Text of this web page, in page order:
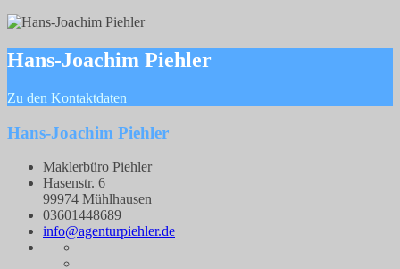
Hans-Joachim Piehler
Zu den Kontaktdaten
Hans-Joachim Piehler
Maklerbüro Piehler
Hasenstr. 6
99974 Mühlhausen
03601448689
info@agenturpiehler.de